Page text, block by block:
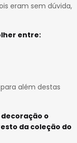
eram sem dúvida,
entre:
além destas
o
da coleção do